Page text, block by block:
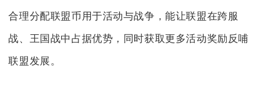
合理分配联盟币用于活动与战争，能让联盟在跨服
战、王国战中占据优势，同时获取更多活动奖励反哺
联盟发展。